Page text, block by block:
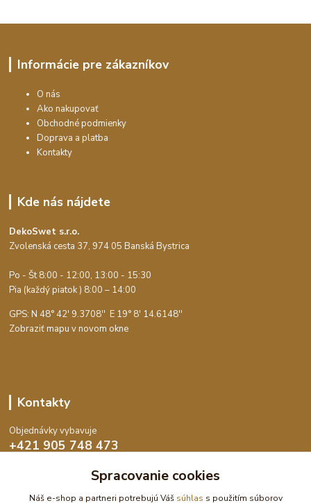
Informácie pre zákazníkov
O nás
Ako nakupovať
Obchodné podmienky
Doprava a platba
Kontakty
Kde nás nájdete
DekoSwet s.r.o.
Zvolenská cesta 37, 974 05 Banská Bystrica
Po - Št 8:00 - 12:00, 13:00 - 15:30
Pia (každý piatok ) 8:00 – 14:00
GPS: N 48° 42' 9.3708'' E 19° 8' 14.6148''
Zobraziť mapu v novom okne
Kontakty
Objednávky vybavuje
+421 905 748 473
objednavky@dekoswet.sk
Spracovanie cookies
Náš e-shop a partneri potrebujú Váš súhlas s použitím súborov